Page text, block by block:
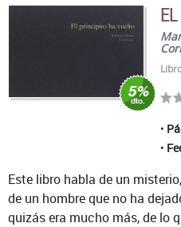
Este libro habla de un
de un hombre que no ha
quizás era mucho más, de lo